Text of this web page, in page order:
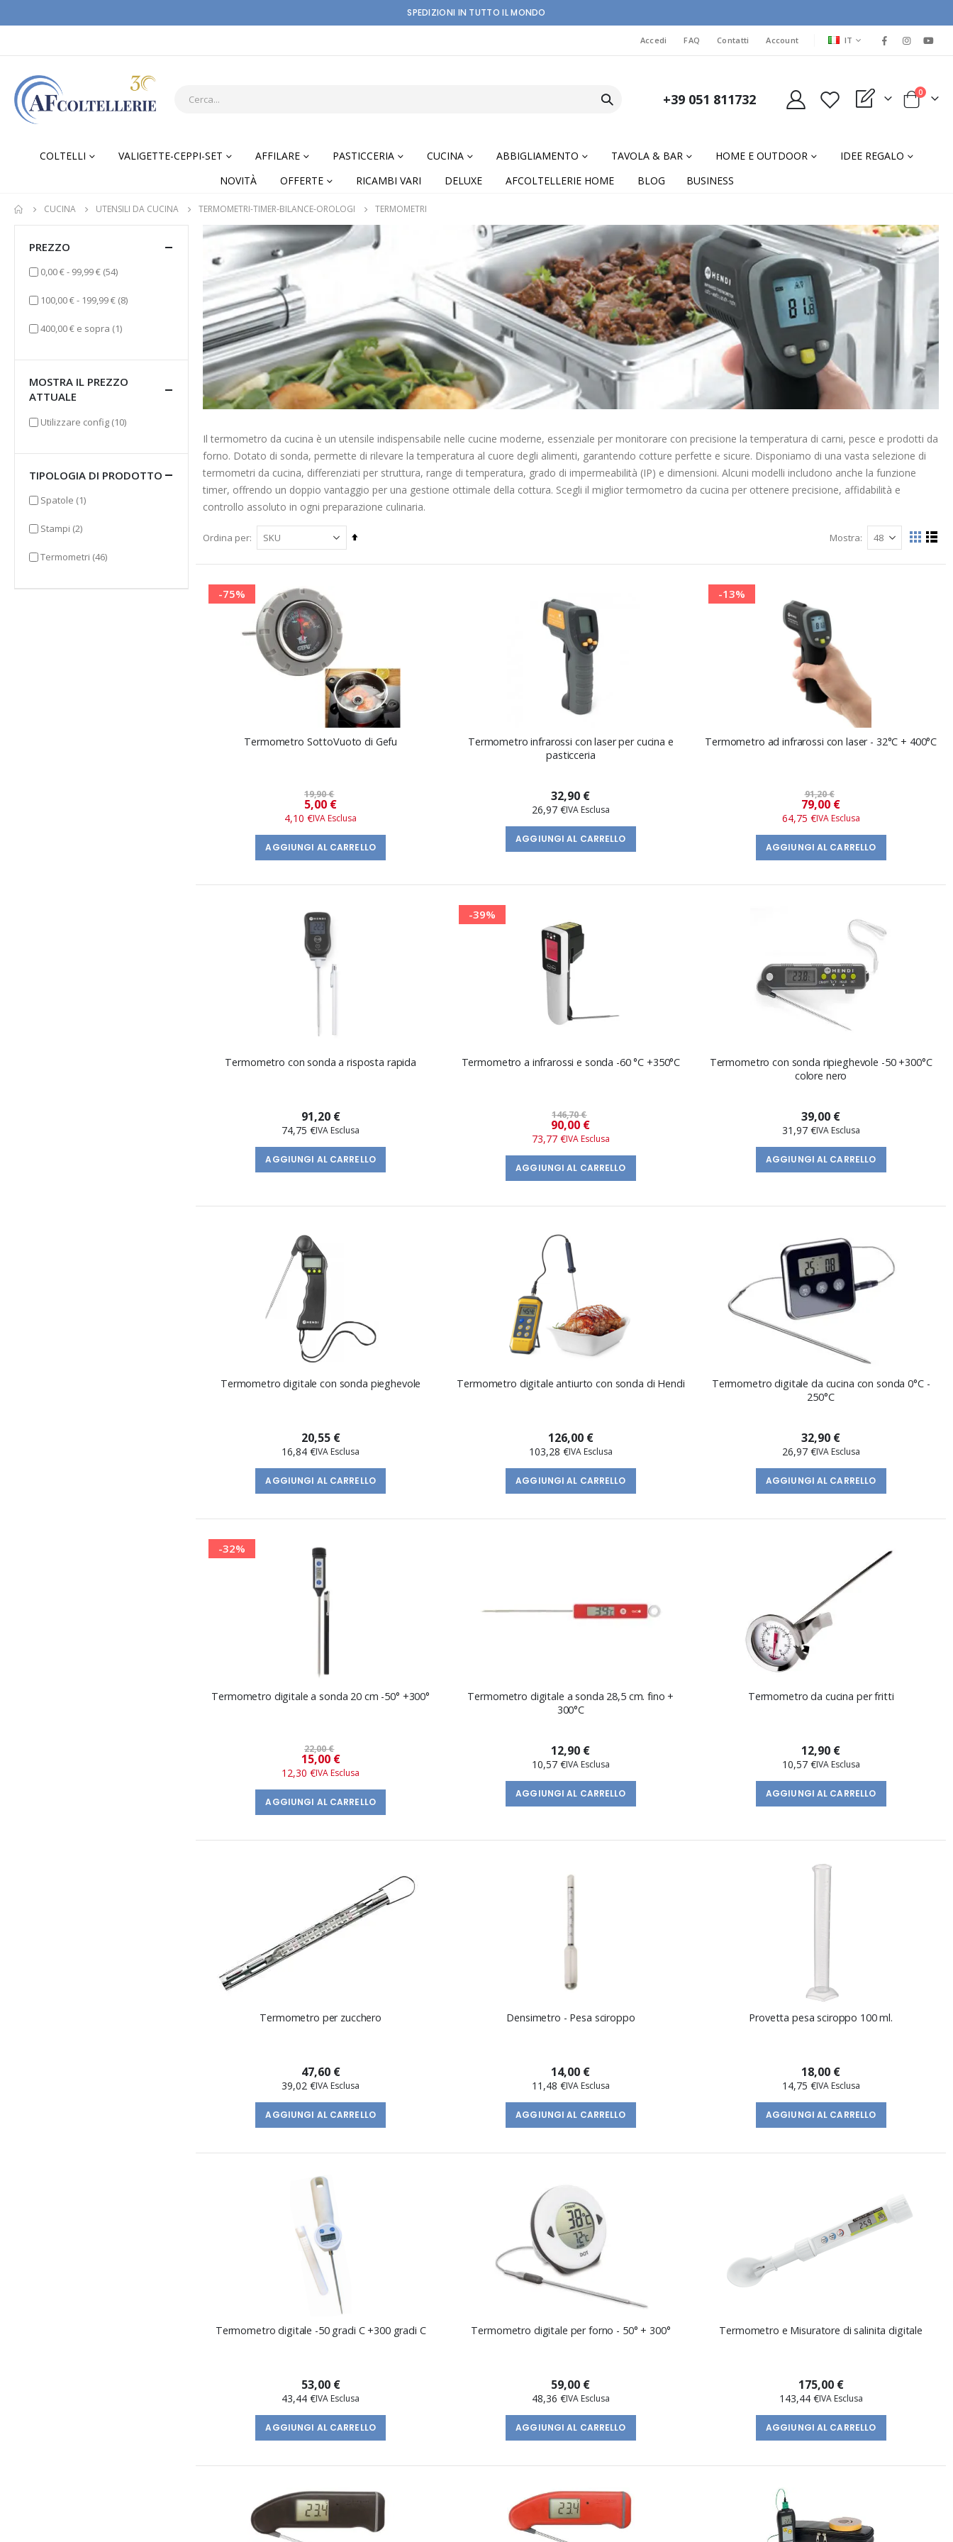
SPEDIZIONI IN TUTTO IL MONDO
Accedi FAQ Contatti Account LINGUA
IT
+39 051 811732 My Quote Cart
0elementi
COLTELLI VALIGETTE-CEPPI-SET AFFILARE PASTICCERIA CUCINA ABBIGLIAMENTO TAVOLA & BAR HOME E OUTDOOR
IDEE REGALO
NOVITÀ
OFFERTE RICAMBI VARI DELUXE AFCOLTELLERIE HOME BLOG BUSINESS
CUCINA UTENSILI DA CUCINA TERMOMETRI-TIMER-BILANCE-OROLOGI TERMOMETRI
Il termometro da cucina è un utensile indispensabile nelle cucine moderne, essenziale per monitorare con precisione la temperatura di carni, pesce e prodotti da
forno. Dotato di sonda, permette di rilevare la temperatura al cuore degli alimenti, garantendo cotture perfette e sicure. Disponiamo di una vasta selezione di
termometri da cucina, differenziati per struttura, range di temperatura, grado di impermeabilità (IP) e dimensioni. Alcuni modelli includono anche la funzione
timer, offrendo un doppio vantaggio per una gestione ottimale della cottura. Scegli il miglior termometro da cucina per ottenere precisione, affidabilità e
controllo assoluto in ogni preparazione culinaria.
Ordina per
Imposta
Mostra
Mostra
come
-75%
Termometro SottoVuoto di Gefu
19,90 €
Prezzo
speciale
5,00 €
4,10 €
AGGIUNGI AL CARRELLO
Termometro infrarossi con laser per cucina e
pasticceria
32,90 €
26,97 €
AGGIUNGI AL CARRELLO
-13%
Termometro ad infrarossi con laser - 32°C + 400°C
91,20 €
Prezzo
speciale
79,00 €
64,75 €
AGGIUNGI AL CARRELLO
Termometro con sonda a risposta rapida
91,20 €
74,75 €
AGGIUNGI AL CARRELLO
-39%
Termometro a infrarossi e sonda -60 °C +350°C
146,70 €
Prezzo
speciale
90,00 €
73,77 €
AGGIUNGI AL CARRELLO
Termometro con sonda ripieghevole -50 +300°C
colore nero
39,00 €
31,97 €
AGGIUNGI AL CARRELLO
Termometro digitale con sonda pieghevole
20,55 €
16,84 €
AGGIUNGI AL CARRELLO
Termometro digitale antiurto con sonda di Hendi
126,00 €
103,28 €
AGGIUNGI AL CARRELLO
Termometro digitale da cucina con sonda 0°C -
250°C
32,90 €
26,97 €
AGGIUNGI AL CARRELLO
-32%
Termometro digitale a sonda 20 cm -50° +300°
22,00 €
Prezzo
speciale
15,00 €
12,30 €
AGGIUNGI AL CARRELLO
Termometro digitale a sonda 28,5 cm. fino +
300°C
12,90 €
10,57 €
AGGIUNGI AL CARRELLO
Termometro da cucina per fritti
12,90 €
10,57 €
AGGIUNGI AL CARRELLO
Termometro per zucchero
47,60 €
39,02 €
AGGIUNGI AL CARRELLO
Densimetro - Pesa sciroppo
14,00 €
11,48 €
AGGIUNGI AL CARRELLO
Provetta pesa sciroppo 100 ml.
18,00 €
14,75 €
AGGIUNGI AL CARRELLO
Termometro digitale -50 gradi C +300 gradi C
53,00 €
43,44 €
AGGIUNGI AL CARRELLO
Termometro digitale per forno - 50° + 300°
59,00 €
48,36 €
AGGIUNGI AL CARRELLO
Termometro e Misuratore di salinita digitale
175,00 €
143,44 €
AGGIUNGI AL CARRELLO
PREZZO
0,00 €- 99,99 € (54)elementi
100,00 €- 199,99 € (8)elementi
400,00 € e sopra (1)elemento
MOSTRA IL PREZZO
ATTUALE
Utilizzare config (10)elementi
TIPOLOGIA DI PRODOTTO
Spatole (1)elemento
Stampi (2)elementi
Termometri (46)elementi